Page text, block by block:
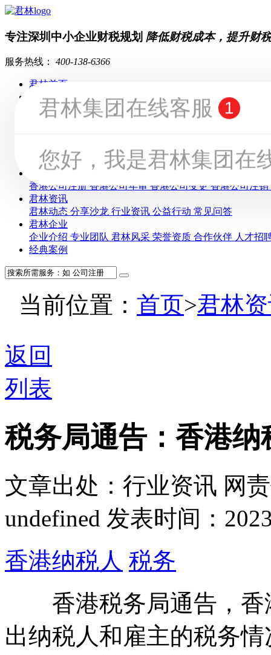
专注深圳中小企业财税规划 降低财税成本，提升财
服务热线： 400-138-6366
君林首页
全部服务
知识产权财税服务工商服务香港业务 其他服务
财税服务
工商服务
公司注册公司注销工商变更前海公司业务 国际公司业
香港业务
香港公司注册 香港公司年审 香港公司变更 香港公司注销
君林资讯
君林动态 分享沙龙 行业资讯 公益行动 常见问答
君林企业
企业介绍 专业团队 君林风采 荣誉资质 合作伙伴 人才招
经典案例
当前位置： 首页>君林
返回
列表
税务局通告：香港
文章出处：行业资讯 网
undefined 发表时间：
香港纳税人 税务
香港税务局通告，香
出纳税人和雇主的税务